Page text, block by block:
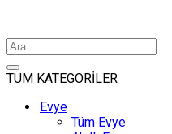
TÜM KATEGORİLER
Evye
Tüm Evye